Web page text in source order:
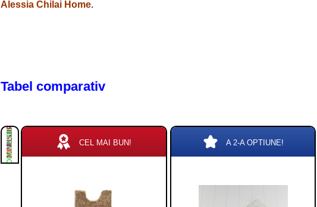
Alessia Chilai Home.
Tabel comparativ
PLUSURI
MINUSURI
CONCLUZIE CEL MAI BUN! A 2-A OPTIUNE!